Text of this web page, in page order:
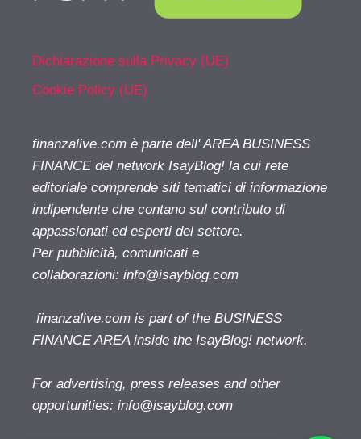
Dichiarazione sulla Privacy (UE)
Cookie Policy (UE)
finanzalive.com è parte dell' AREA BUSINESS
FINANCE del network IsayBlog! la cui rete
editoriale comprende siti tematici di informazione
indipendente che contano sul contributo di
appassionati ed esperti del settore.
Per pubblicità, comunicati e
collaborazioni: info@isayblog.com
finanzalive.com is part of the BUSINESS
FINANCE AREA inside the IsayBlog! network.
For advertising, press releases and other
opportunities: info@isayblog.com